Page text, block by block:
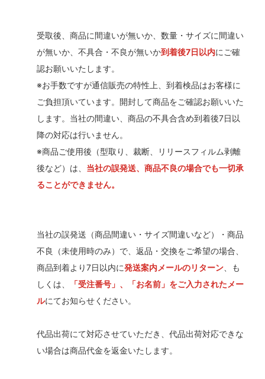
受取後、商品に間違いが無いか、数量・サイズに間違い
が無いか、不具合・不良が無いか到着後7日以内にご確
認お願いいたします。
※お手数ですが通信販売の特性上、到着検品はお客様に
ご負担頂いています。開封して商品をご確認お願いいた
します。当社の間違い、商品の不具合含め到着後7日以
降の対応は行いません。
※商品ご使用後（型取り、裁断、リリースフィルム剥離
後など）は、 当社の誤発送、商品不良の場合でも一切承
ることができません。
当社の誤発送（商品間違い・サイズ間違いなど）・商品
不良（未使用時のみ）で、返品・交換をご希望の場合、
商品到着より7日以内に発送案内メールのリターン、も
しくは、
「受注番号」、「お名前」をご入力されたメー
ルにてお知らせください。
代品出荷にて対応させていただき、代品出荷対応できな
い場合は商品代金を返金いたします。